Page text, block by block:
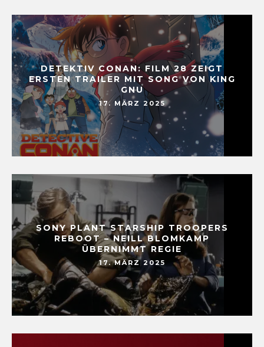
DETEKTIV CONAN: FILM 28 ZEIGT
ERSTEN TRAILER MIT SONG VON KING
GNU
17. MÄRZ 2025
SONY PLANT STARSHIP TROOPERS
REBOOT – NEILL BLOMKAMP
ÜBERNIMMT REGIE
17. MÄRZ 2025